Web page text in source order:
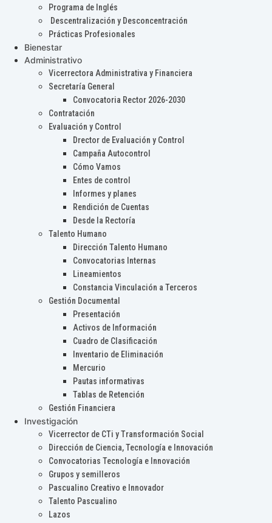
Programa de Inglés
Descentralización y Desconcentración
Prácticas Profesionales
Bienestar
Administrativo
Vicerrectora Administrativa y Financiera
Secretaría General
Convocatoria Rector 2026-2030
Contratación
Evaluación y Control
Drector de Evaluación y Control
Campaña Autocontrol
Cómo Vamos
Entes de control
Informes y planes
Rendición de Cuentas
Desde la Rectoría
Talento Humano
Dirección Talento Humano
Convocatorias Internas
Lineamientos
Constancia Vinculación a Terceros
Gestión Documental
Presentación
Activos de Información
Cuadro de Clasificación
Inventario de Eliminación
Mercurio
Pautas informativas
Tablas de Retención
Gestión Financiera
Investigación
Vicerrector de CTi y Transformación Social
Dirección de Ciencia, Tecnología e Innovación
Convocatorias Tecnología e Innovación
Grupos y semilleros
Pascualino Creativo e Innovador
Talento Pascualino
Lazos